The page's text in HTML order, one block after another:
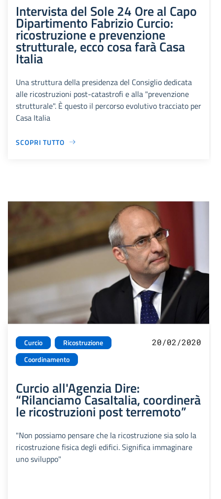
Intervista del Sole 24 Ore al Capo
Dipartimento Fabrizio Curcio:
ricostruzione e prevenzione
strutturale, ecco cosa farà Casa
Italia
Una struttura della presidenza del Consiglio dedicata
alle ricostruzioni post-catastrofi e alla "prevenzione
strutturale". È questo il percorso evolutivo tracciato per
Casa Italia
SCOPRI TUTTO
Curcio
Ricostruzione
Coordinamento
20/02/2020
Curcio all'Agenzia Dire:
“Rilanciamo CasaItalia, coordinerà
le ricostruzioni post terremoto”
"Non possiamo pensare che la ricostruzione sia solo la
ricostruzione fisica degli edifici. Significa immaginare
uno sviluppo"